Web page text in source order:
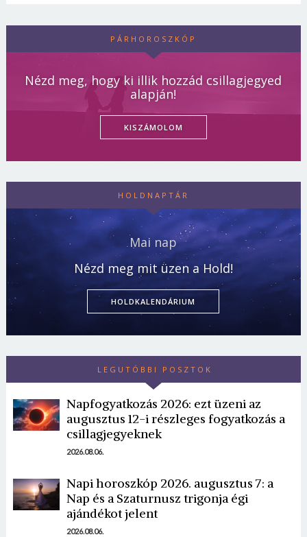
PÁRHOROSZKÓP
Nézd meg, hogy ki illik hozzád csillagjegyed
alapján!
KISZÁMOLOM
HOLDNAPTÁR
Mai nap
Nézd meg mit üzen a Hold!
HOLDKALENDÁRIUM
LEGUTÓBBI POSZTOK
Napfogyatkozás 2026: ezt üzeni az
augusztus 12-i részleges fogyatkozás a
csillagjegyeknek
2026.08.06.
Napi horoszkóp 2026. augusztus 7: a
Nap és a Szaturnusz trigonja égi
ajándékot jelent
2026.08.06.
Borsonline bejelentkezés
E-mail cím vagy felhasználónév